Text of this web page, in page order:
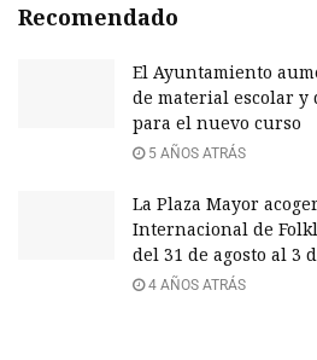
Recomendado
El Ayuntamiento
de material escolar y
para el nuevo curso
5 AÑOS ATRÁS
La Plaza Mayor
Internacional de
del 31 de agosto al 3
4 AÑOS ATRÁS